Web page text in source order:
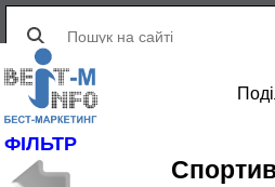
ФІЛЬТР